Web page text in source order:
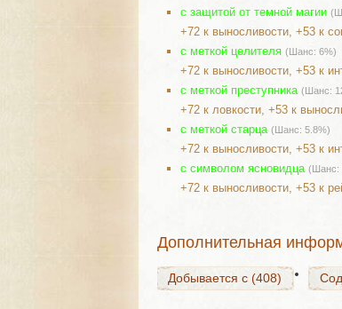
с защитой от темной магии
+72 к выносливости, +53 к
с меткой целителя (Шанс: 6%)
+72 к выносливости, +53 к
с меткой преступника (Шанс:
+72 к ловкости, +53 к
с меткой старца (Шанс: 5.8%)
+72 к выносливости, +53 к
с символом ясновидца (Шанс:
+72 к выносливости, +53 к
Дополнительная
Добывается с (408)
Добывается с (408)